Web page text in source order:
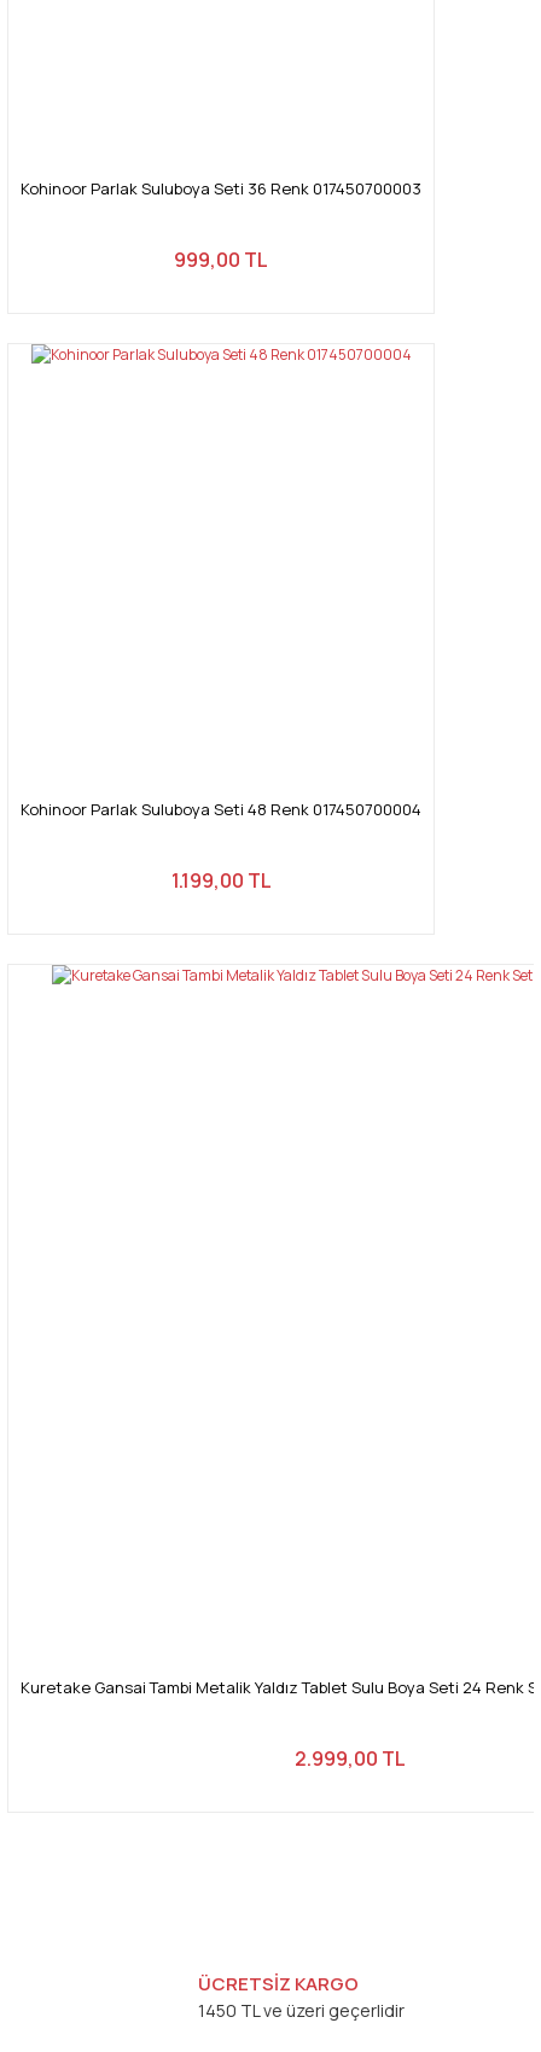
Kohinoor Parlak Suluboya Seti 36 Renk 017450700003
999,00 TL
Kohinoor Parlak Suluboya Seti 48 Renk 017450700004
1.199,00 TL
Kuretake Gansai Tambi Metalik Yaldız Tablet Sulu Boya Seti 24 Renk
2.999,00 TL
ÜCRETSİZ KARGO
1450 TL ve üzeri geçerlidir